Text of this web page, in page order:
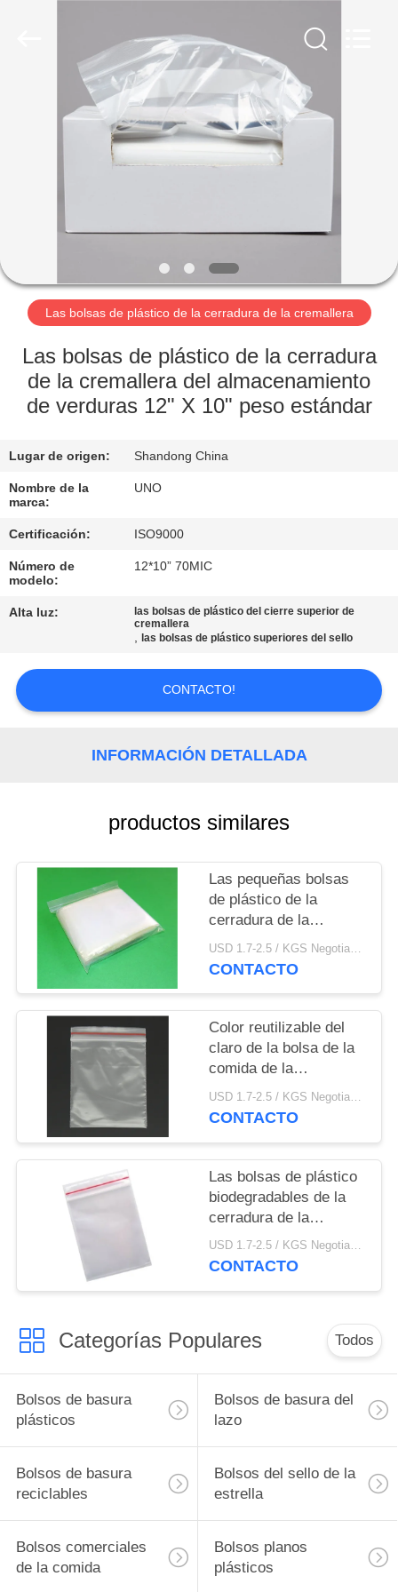
HOGAR
PRODUCTOS
NOSOTROS
VIAJE
DE
LA
FÁBRICA
DE
CALIDAD
EN
CONTACTO
NOTICIAS
SITIO
PRIVACY
POLICY
Las bolsas de plástico de la cerradura de la cremallera
Las bolsas de plástico de la cerradura
de la cremallera del almacenamiento
de verduras 12" X 10" peso estándar
Lugar de origen: Shandong China
Nombre de la
marca:
UNO
Certificación: ISO9000
Número de
modelo:
12*10” 70MIC
Alta luz:
las bolsas de plástico del cierre superior de
cremallera
, las bolsas de plástico superiores del sello
CONTACTO!
INFORMACIÓN DETALLADA
productos similares
Las pequeñas bolsas
de plástico de la
cerradura de la
cremallera del PE
despejan el grueso
color para la ropa
USD 1.7-2.5 / KGS Negotiable MOQ:1000kgs
CONTACTO
Color reutilizable del
claro de la bolsa de la
comida de la
cremallera de las
bolsas de plástico
USD 1.7-2.5 / KGS Negotiable MOQ:1000kgs
CONTACTO
Las bolsas de plástico
biodegradables de la
cerradura de la
cremallera del
embalaje para los
USD 1.7-2.5 / KGS Negotiable MOQ:1000kgs
CONTACTO
Categorías Populares Todos
Bolsos de basura
plásticos
Bolsos de basura del
lazo
Bolsos de basura
reciclables
Bolsos del sello de la
estrella
Bolsos comerciales
de la comida
Bolsos planos
plásticos